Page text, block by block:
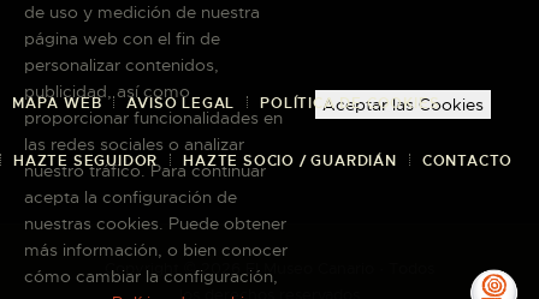
MAPA WEB AVISO LEGAL POLÍTICA DE COOKIES
HAZTE SEGUIDOR HAZTE SOCIO / GUARDIÁN CONTACTO
Copyright © 2026 El Museo Canario · Todos
los derechos reservados
de uso y medición de nuestra
página web con el fin de
personalizar contenidos,
publicidad, así como
proporcionar funcionalidades en
las redes sociales o analizar
nuestro tráfico. Para continuar
acepta la configuración de
nuestras cookies. Puede obtener
más información, o bien conocer
cómo cambiar la configuración,
Aceptar las Cookies